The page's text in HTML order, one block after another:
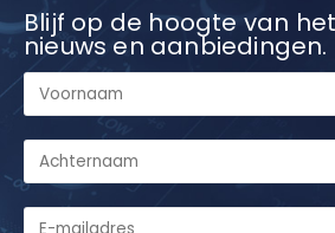
Blijf op de hoogte van
nieuws en aanbiedingen.